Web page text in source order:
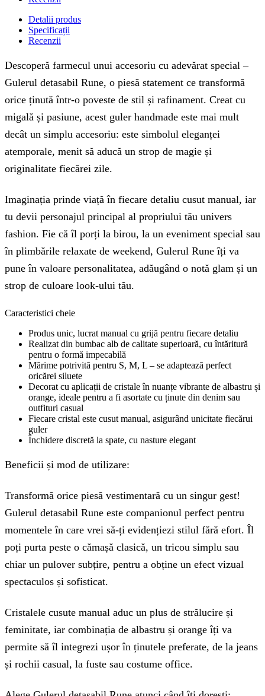
Detalii produs
Specificații
Recenzii
Descoperă farmecul unui accesoriu cu adevărat special –
Gulerul detasabil Rune, o piesă statement ce transformă
orice ținută într-o poveste de stil și rafinament. Creat cu
migală și pasiune, acest guler handmade este mai mult
decât un simplu accesoriu: este simbolul eleganței
atemporale, menit să aducă un strop de magie și
originalitate fiecărei zile.
Imaginația prinde viață în fiecare detaliu cusut manual, iar
tu devii personajul principal al propriului tău univers
fashion. Fie că îl porți la birou, la un eveniment special sau
în plimbările relaxate de weekend, Gulerul Rune îți va
pune în valoare personalitatea, adăugând o notă glam și un
strop de culoare look-ului tău.
Caracteristici cheie
Produs unic, lucrat manual cu grijă pentru fiecare detaliu
Realizat din bumbac alb de calitate superioară, cu întăritură
pentru o formă impecabilă
Mărime potrivită pentru S, M, L – se adaptează perfect
oricărei siluete
Decorat cu aplicații de cristale în nuanțe vibrante de albastru și
orange, ideale pentru a fi asortate cu ținute din denim sau
outfituri casual
Fiecare cristal este cusut manual, asigurând unicitate fiecărui
guler
Închidere discretă la spate, cu nasture elegant
Beneficii și mod de utilizare:
Transformă orice piesă vestimentară cu un singur gest!
Gulerul detasabil Rune este companionul perfect pentru
momentele în care vrei să-ți evidențiezi stilul fără efort. Îl
poți purta peste o cămașă clasică, un tricou simplu sau
chiar un pulover subțire, pentru a obține un efect vizual
spectaculos și sofisticat.
Cristalele cusute manual aduc un plus de strălucire și
feminitate, iar combinația de albastru și orange îți va
permite să îl integrezi ușor în ținutele preferate, de la jeans
și rochii casual, la fuste sau costume office.